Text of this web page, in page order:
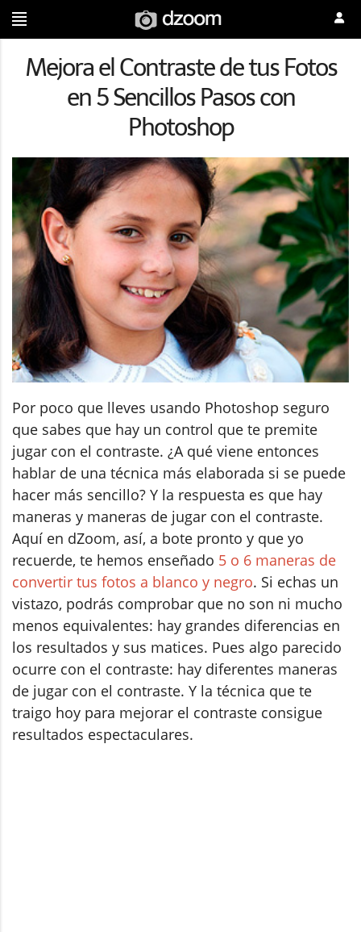
Mejora el Contraste de tus Fotos
en 5 Sencillos Pasos con
Photoshop
Por poco que lleves usando Photoshop seguro
que sabes que hay un control que te premite
jugar con el contraste. ¿A qué viene entonces
hablar de una técnica más elaborada si se puede
hacer más sencillo? Y la respuesta es que hay
maneras y maneras de jugar con el contraste.
Aquí en dZoom, así, a bote pronto y que yo
recuerde, te hemos enseñado 5 o 6 maneras de
convertir tus fotos a blanco y negro. Si echas un
vistazo, podrás comprobar que no son ni mucho
menos equivalentes: hay grandes diferencias en
los resultados y sus matices. Pues algo parecido
ocurre con el contraste: hay diferentes maneras
de jugar con el contraste. Y la técnica que te
traigo hoy para mejorar el contraste consigue
resultados espectaculares.